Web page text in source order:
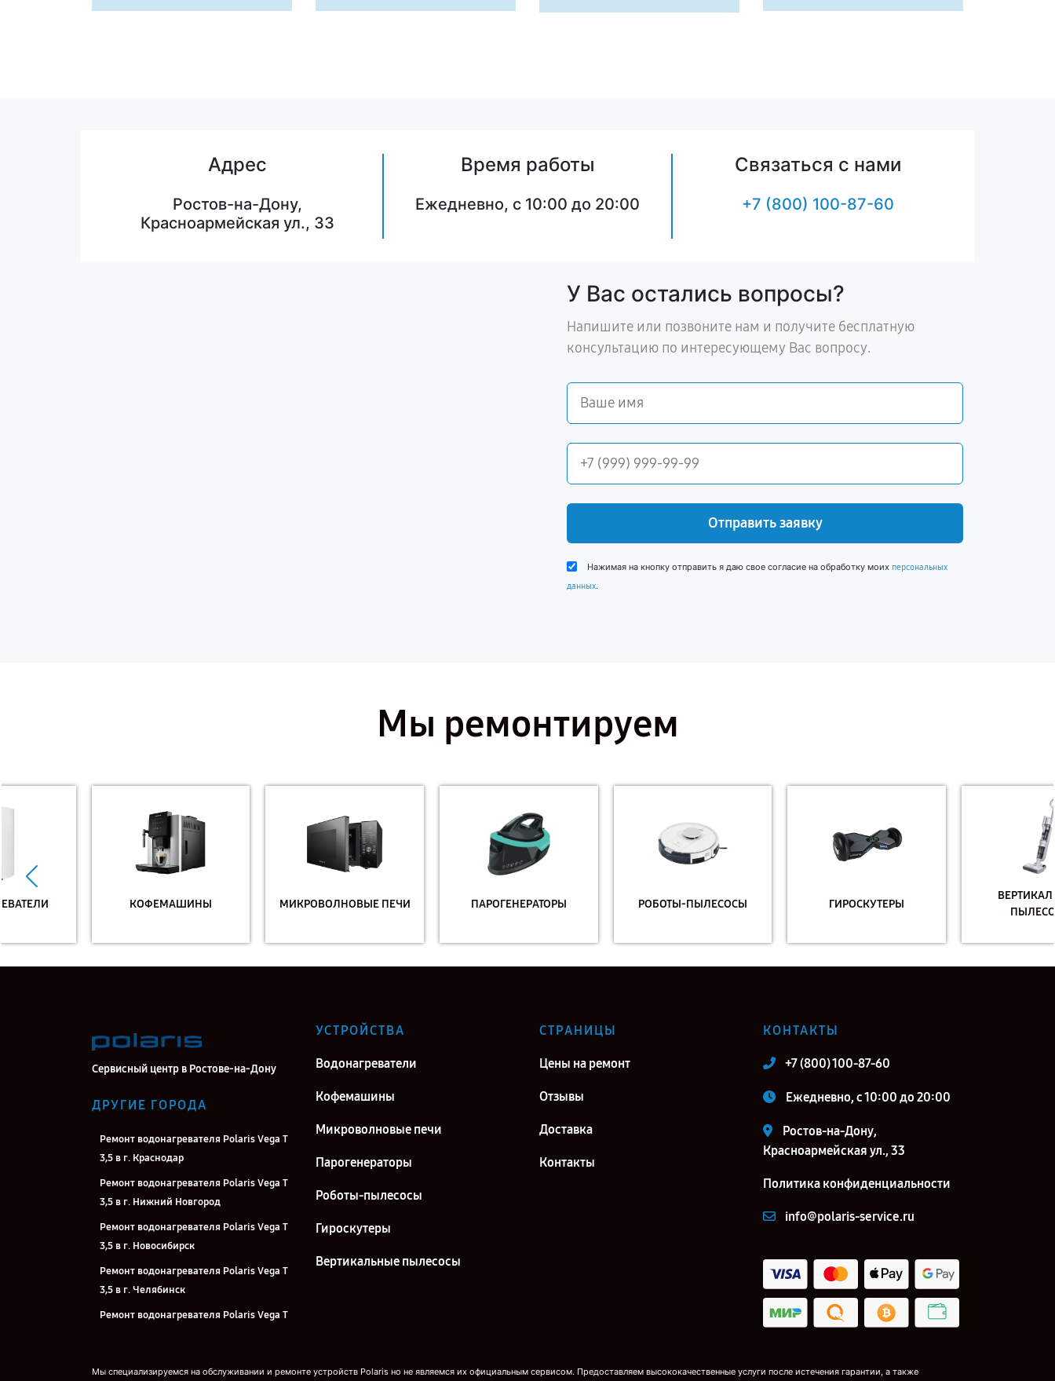
Адрес
Ростов-на-Дону,
Красноармейская ул., 33
Время работы
Ежедневно, с 10:00 до 20:00
Связаться с нами
+7 (800) 100-87-60
У Вас остались вопросы?
Напишите или позвоните нам и получите бесплатную
консультацию по интересующему Вас вопросу.
Отправить заявку
Нажимая на кнопку отправить я даю свое согласие на обработку моих персональных
данных.
Мы ремонтируем
КОФЕМАШИНЫ МИКРОВОЛНОВЫЕ ПЕЧИ ПАРОГЕНЕРАТОРЫ РОБОТЫ-ПЫЛЕСОСЫ
ВЕРТИКАЛЬНЫЕ
Сервисный центр в Ростове-на-Дону
ДРУГИЕ ГОРОДА
Ремонт водонагревателя Polaris Vega T
3,5 в г. Краснодар
Ремонт водонагревателя Polaris Vega T
3,5 в г. Нижний Новгород
Ремонт водонагревателя Polaris Vega T
3,5 в г. Новосибирск
Ремонт водонагревателя Polaris Vega T
3,5 в г. Челябинск
Ремонт водонагревателя Polaris Vega T
3,5 в г. Казань
УСТРОЙСТВА
Водонагреватели
Кофемашины
Микроволновые печи
Парогенераторы
Роботы-пылесосы
Гироскутеры
Вертикальные пылесосы
СТРАНИЦЫ
Цены на ремонт
Отзывы
Доставка
Контакты
КОНТАКТЫ
+7 (800) 100-87-60
Ежедневно, с 10:00 до 20:00
Ростов-на-Дону,
Красноармейская ул., 33
Политика конфиденциальности
info@polaris-service.ru
Мы специализируемся на обслуживании и ремонте устройств Polaris но не являемся их официальным сервисом. Предоставляем высококачественные услуги после истечения гарантии, а также